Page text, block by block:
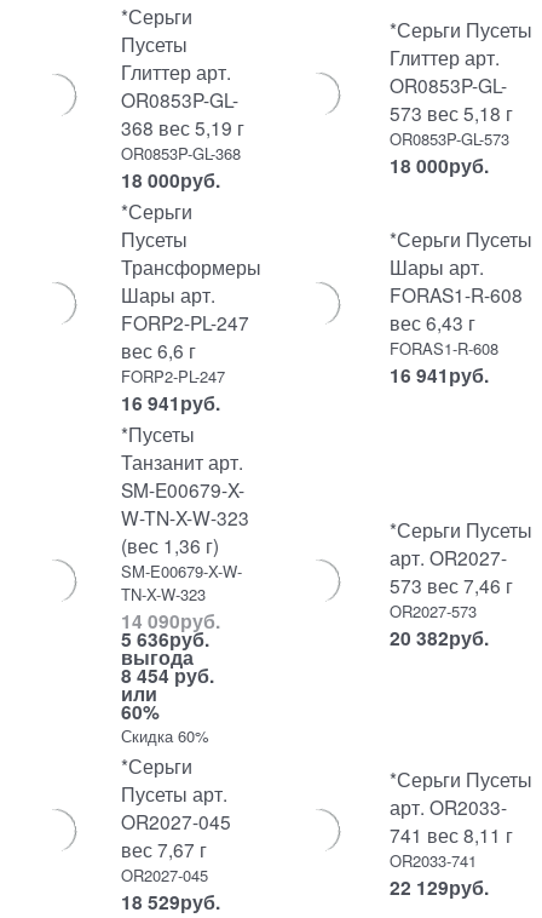
*Серьги
Пусеты
Глиттер арт.
OR0853P-GL-
368 вес 5,19 г
OR0853P-GL-368
18 000руб.
*Серьги Пусеты
Глиттер арт.
OR0853P-GL-
573 вес 5,18 г
OR0853P-GL-573
18 000руб.
*Серьги
Пусеты
Трансформеры
Шары арт.
FORP2-PL-247
вес 6,6 г
FORP2-PL-247
16 941руб.
*Серьги Пусеты
Шары арт.
FORAS1-R-608
вес 6,43 г
FORAS1-R-608
16 941руб.
*Пусеты
Танзанит арт.
SM-E00679-X-
W-TN-X-W-323
(вес 1,36 г)
SM-E00679-X-W-
TN-X-W-323
14 090руб.
5 636руб.
выгода
8 454 руб.
или
60%
Скидка 60%
*Серьги Пусеты
арт. OR2027-
573 вес 7,46 г
OR2027-573
20 382руб.
*Серьги
Пусеты арт.
OR2027-045
вес 7,67 г
OR2027-045
18 529руб.
*Серьги Пусеты
арт. OR2033-
741 вес 8,11 г
OR2033-741
22 129руб.